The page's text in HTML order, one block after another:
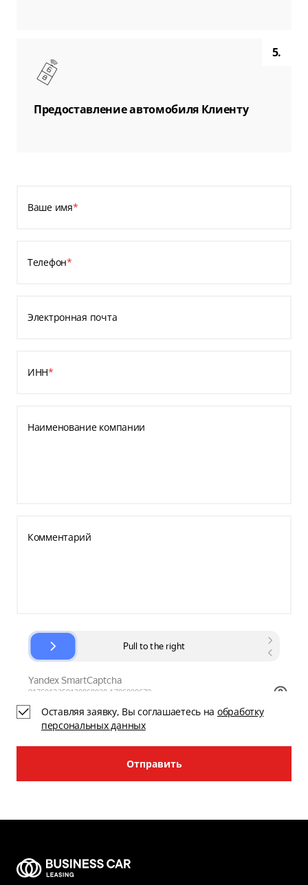
5.
Предоставление автомобиля Клиенту
Ваше имя*
Телефон*
Электронная почта
ИНН*
Наименование компании
Комментарий
Отправить
Оставляя заявку, Вы соглашаетесь на обработку
персональных данных